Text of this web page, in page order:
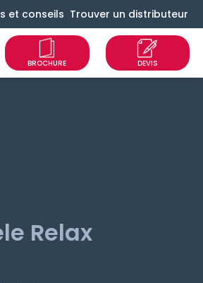
et conseils Trouver un distributeur
Relax